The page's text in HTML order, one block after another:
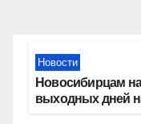
Новости
Новосибирцам
выходных дней